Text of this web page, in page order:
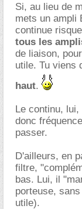
Si, au lieu de
mets un ampli
continue
tous les
de liaison,
utile. Tu viens
haut.
Le continu,
donc
passer.
D'ailleurs, en
filtre,
bas. Lui, il
porteuse,
utile).